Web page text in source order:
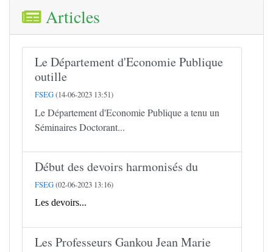
Articles
Le Département d'Economie Publique
outille
FSEG(14-06-2023 13:51)
Le Département d'Economie Publique a tenu un
Séminaires Doctorant...
Début des devoirs harmonisés du
FSEG(02-06-2023 13:16)
Les devoirs...
Les Professeurs Gankou Jean Marie